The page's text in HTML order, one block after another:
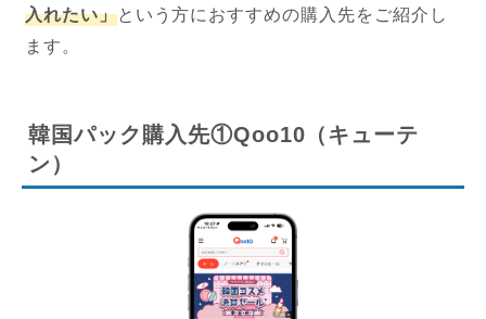
入れたい」という方におすすめの購入先をご紹介し
ます。
韓国パック購入先①Qoo10（キューテ
ン）